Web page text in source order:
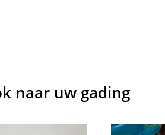
naar uw gading